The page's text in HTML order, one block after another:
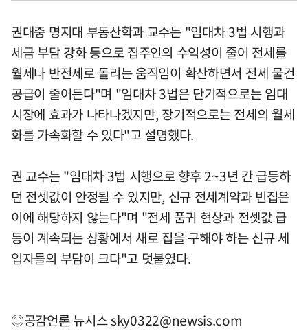
권대중 명지대 부동산학과 교수는 "임대차 3법 시행과
세금 부담 강화 등으로 집주인의 수익성이 줄어 전세를
월세나 반전세로 돌리는 움직임이 확산하면서 전세 물건
공급이 줄어든다"며 "임대차 3법은 단기적으로는 임대
시장에 효과가 나타나겠지만, 장기적으로는 전세의 월세
화를 가속화할 수 있다"고 설명했다.
권 교수는 "임대차 3법 시행으로 향후 2~3년 간 급등하
던 전셋값이 안정될 수 있지만, 신규 전세계약과 빈집은
이에 해당하지 않는다"며 "전세 품귀 현상과 전셋값 급
등이 계속되는 상황에서 새로 집을 구해야 하는 신규 세
입자들의 부담이 크다"고 덧붙였다.
◎공감언론 뉴시스sky0322@newsis.com